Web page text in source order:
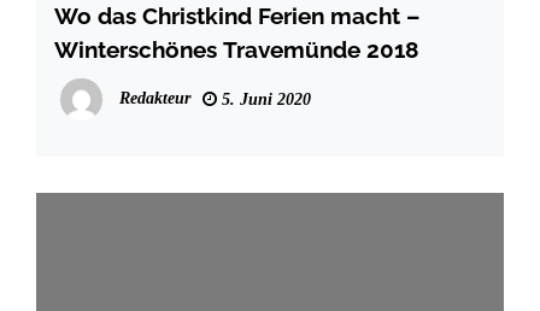
Wo das Christkind Ferien macht –
Winterschönes Travemünde 2018
Redakteur 5. Juni 2020